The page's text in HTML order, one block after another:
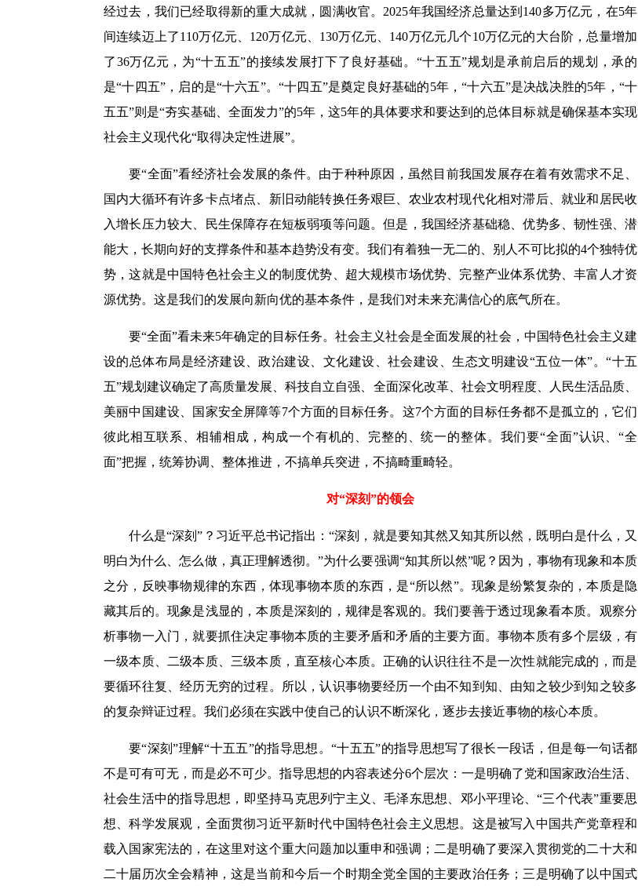
经过去，我们已经取得新的重大成就，圆满收官。2025年我国经济总量达到140多万亿元，在5年
间连续迈上了110万亿元、120万亿元、130万亿元、140万亿元几个10万亿元的大台阶，总量增加
了36万亿元，为“十五五”的接续发展打下了良好基础。“十五五”规划是承前启后的规划，承的
是“十四五”，启的是“十六五”。“十四五”是奠定良好基础的5年，“十六五”是决战决胜的5年，“十
五五”则是“夯实基础、全面发力”的5年，这5年的具体要求和要达到的总体目标就是确保基本实现
社会主义现代化“取得决定性进展”。
要“全面”看经济社会发展的条件。由于种种原因，虽然目前我国发展存在着有效需求不足、
国内大循环有许多卡点堵点、新旧动能转换任务艰巨、农业农村现代化相对滞后、就业和居民收
入增长压力较大、民生保障存在短板弱项等问题。但是，我国经济基础稳、优势多、韧性强、潜
能大，长期向好的支撑条件和基本趋势没有变。我们有着独一无二的、别人不可比拟的4个独特优
势，这就是中国特色社会主义的制度优势、超大规模市场优势、完整产业体系优势、丰富人才资
源优势。这是我们的发展向新向优的基本条件，是我们对未来充满信心的底气所在。
要“全面”看未来5年确定的目标任务。社会主义社会是全面发展的社会，中国特色社会主义建
设的总体布局是经济建设、政治建设、文化建设、社会建设、生态文明建设“五位一体”。“十五
五”规划建议确定了高质量发展、科技自立自强、全面深化改革、社会文明程度、人民生活品质、
美丽中国建设、国家安全屏障等7个方面的目标任务。这7个方面的目标任务都不是孤立的，它们
彼此相互联系、相辅相成，构成一个有机的、完整的、统一的整体。我们要“全面”认识、“全
面”把握，统筹协调、整体推进，不搞单兵突进，不搞畸重畸轻。
对“深刻”的领会
什么是“深刻”？习近平总书记指出：“深刻，就是要知其然又知其所以然，既明白是什么，又
明白为什么、怎么做，真正理解透彻。”为什么要强调“知其所以然”呢？因为，事物有现象和本质
之分，反映事物规律的东西，体现事物本质的东西，是“所以然”。现象是纷繁复杂的，本质是隐
藏其后的。现象是浅显的，本质是深刻的，规律是客观的。我们要善于透过现象看本质。观察分
析事物一入门，就要抓住决定事物本质的主要矛盾和矛盾的主要方面。事物本质有多个层级，有
一级本质、二级本质、三级本质，直至核心本质。正确的认识往往不是一次性就能完成的，而是
要循环往复、经历无穷的过程。所以，认识事物要经历一个由不知到知、由知之较少到知之较多
的复杂辩证过程。我们必须在实践中使自己的认识不断深化，逐步去接近事物的核心本质。
要“深刻”理解“十五五”的指导思想。“十五五”的指导思想写了很长一段话，但是每一句话都
不是可有可无，而是必不可少。指导思想的内容表述分6个层次：一是明确了党和国家政治生活、
社会生活中的指导思想，即坚持马克思列宁主义、毛泽东思想、邓小平理论、“三个代表”重要思
想、科学发展观，全面贯彻习近平新时代中国特色社会主义思想。这是被写入中国共产党章程和
载入国家宪法的，在这里对这个重大问题加以重申和强调；二是明确了要深入贯彻党的二十大和
二十届历次全会精神，这是当前和今后一个时期全党全国的主要政治任务；三是明确了以中国式